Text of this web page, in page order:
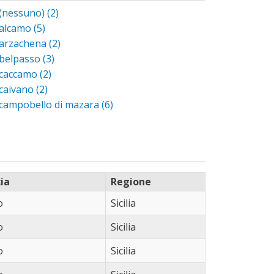
filter
(2)
(5)
(2)
belpasso (3)
(2)
(2)
di mazara (6)
volturno (2)Apply castel volturno filter
del golfo (2)Apply castellammare del golfo
filter
Apply castelvetrano filter
eraclea (2)Apply cattolica eraclea filter
(3)
Apply cerignola filter
(2)Apply cinquefrondi filter
(2)
Apply corleone filter
Regione
Sicilia
Sicilia
Sicilia